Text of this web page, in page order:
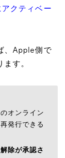
クティベー
、Apple側で
す。
オンライン
発行できる
解除が承認さ